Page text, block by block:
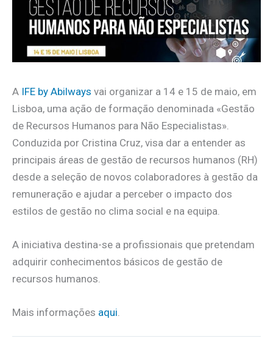
A IFE by Abilways vai organizar a 14 e 15 de maio, em
Lisboa, uma ação de formação denominada «Gestão
de Recursos Humanos para Não Especialistas».
Conduzida por Cristina Cruz, visa dar a entender as
principais áreas de gestão de recursos humanos (RH)
desde a seleção de novos colaboradores à gestão da
remuneração e ajudar a perceber o impacto dos
estilos de gestão no clima social e na equipa.
A iniciativa destina-se a profissionais que pretendam
adquirir conhecimentos básicos de gestão de
recursos humanos.
Mais informações aqui